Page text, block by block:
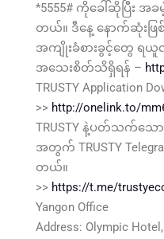
*5555# ကိုခေါ်ဆိုပြီး အခ
တယ်။ ဒီနေ့ နောက်ဆုံးဖြ
အကျိုးခံစားခွင့်တွေ ရယူ
အသေးစိတ်သိရှိရန် –
TRUSTY Application
>> http://onelink.to/
TRUSTY နဲ့ပတ်သက်သော
အတွက် TRUSTY
တယ်။
>> https://t.me/
Yangon Office
Address: Olympic